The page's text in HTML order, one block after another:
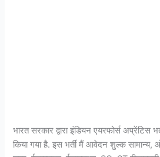
भारत सरकार द्वारा इंडियन एयरफोर्स अप्रेंटिस
किया गया है. इस भर्ती मैं आवेदन शुल्क सामान्य,